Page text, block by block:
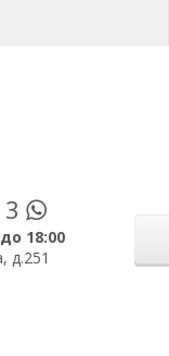
18:00
д.251